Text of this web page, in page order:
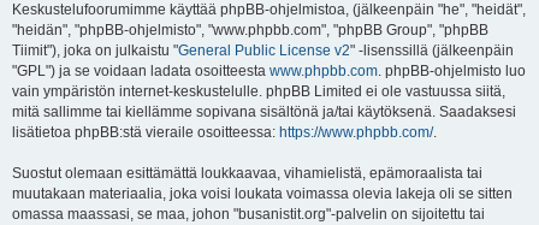
Keskustelufoorumimme käyttää phpBB-ohjelmistoa, (jälkeenpäin "he", "heidät",
"heidän", "phpBB-ohjelmisto", "www.phpbb.com", "phpBB Group", "phpBB
Tiimit"), joka on julkaistu "General Public License v2" -lisenssillä (jälkeenpäin
"GPL") ja se voidaan ladata osoitteesta www.phpbb.com. phpBB-ohjelmisto luo
vain ympäristön internet-keskustelulle. phpBB Limited ei ole vastuussa siitä,
mitä sallimme tai kiellämme sopivana sisältönä ja/tai käytöksenä. Saadaksesi
lisätietoa phpBB:stä vieraile osoitteessa: https://www.phpbb.com/.
Suostut olemaan esittämättä loukkaavaa, vihamielistä, epämoraalista tai
muutakaan materiaalia, joka voisi loukata voimassa olevia lakeja oli se sitten
omassa maassasi, se maa, johon "busanistit.org"-palvelin on sijoitettu tai